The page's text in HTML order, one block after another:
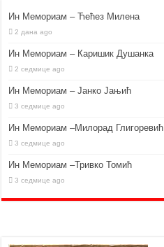
Ин Мемориам – Ћећез Милена
2 дана ago
Ин Мемориам – Каришик Душанка
2 седмице ago
Ин Мемориам – Јанко Јањић
3 седмице ago
Ин Мемориам –Милорад Глигоревић
3 седмице ago
Ин Мемориам –Тривко Томић
3 седмице ago